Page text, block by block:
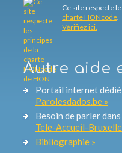
Ce site respecte
charte HONcode
Vérifiez ici.
Autre aide
Portail internet dédié
Parolesdados.be »
Besoin de parler
Tele-Accueil-
Bibliographie »